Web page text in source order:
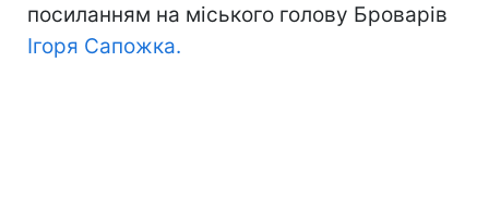
посиланням на міського голову Броварів
Ігоря Сапожка.